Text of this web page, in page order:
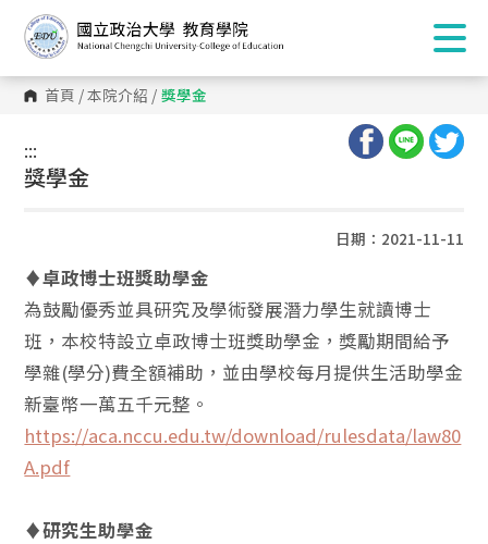
首頁 /本院介紹 / 獎學金
:::
:::
獎學金
日期：2021-11-11
♦卓政博士班獎助學金
為鼓勵優秀並具研究及學術發展潛力學生就讀博士
班，本校特設立卓政博士班獎助學金，獎勵期間給予
學雜(學分)費全額補助，並由學校每月提供生活助學金
新臺幣一萬五千元整。
https://aca.nccu.edu.tw/download/rulesdata/law80
A.pdf
♦研究生助學金